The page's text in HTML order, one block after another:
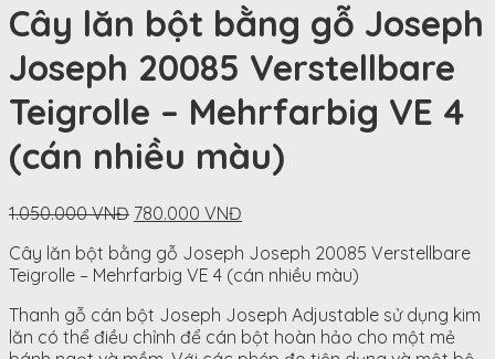
Cây lăn bột bằng gỗ Joseph
Joseph 20085 Verstellbare
Teigrolle – Mehrfarbig VE 4
(cán nhiều màu)
1.050.000VNĐ Original
was:
1.050.000
780.000 VNĐ
is:
780.000
Cây lăn bột bằng gỗ Joseph Joseph 20085 Verstellbare
Teigrolle – Mehrfarbig VE 4 (cán nhiều màu)
Thanh gỗ cán bột Joseph Joseph Adjustable sử dụng kim
lăn có thể điều chỉnh để cán bột hoàn hảo cho một mẻ